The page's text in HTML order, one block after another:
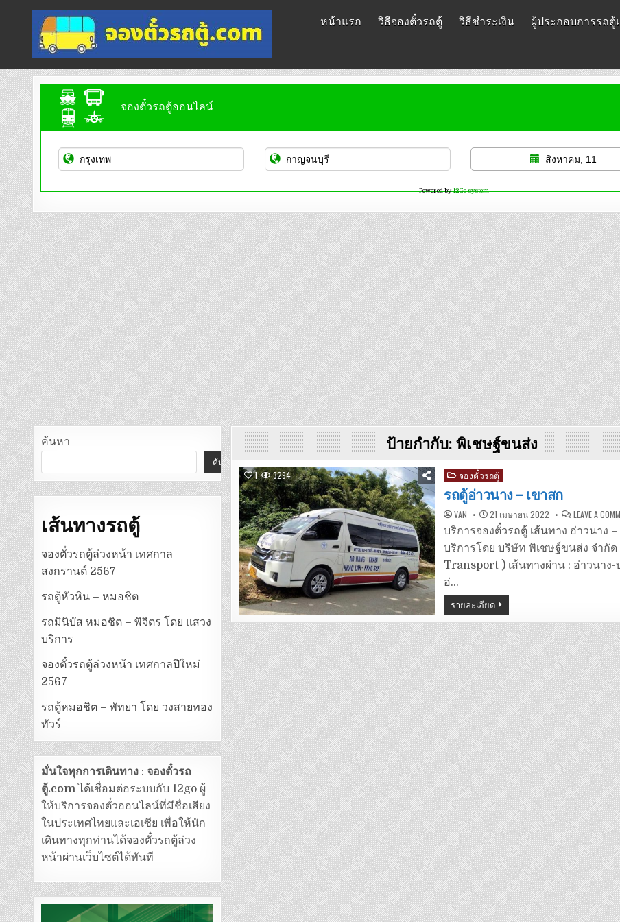
content
จองตั๋วรถตู้ออนไลน์
บริการจองตั๋วรถตู้ออนไลน์
หน้าแรก วิธีจองตั๋วรถตู้ วิธีชำระเงิน ผู้ประกอบการรถ
จองตั๋วรถตู้ออนไลน์
สิงหาคม, 11
Powered by12Go system
ป้ายกำกับ: พิเชษฐ์ขนส่ง
1 3294
Posted
in
จองตั๋วรถตู้
รถตู้อ่าวนาง – เขาสก
VAN 21 เมษายน 2022 LEAVE A
บริการจองตั๋วรถตู้ เส้นทาง อ่าวนาง –
บริการโดย บริษัท พิเชษฐ์ขนส่ง จำกั
Transport ) เส้นทางผ่าน : อ่าวนาง-
อ่…
รายละเอียด
ค้นหา
ค้นหา
เส้นทางรถตู้
จองตั๋วรถตู้ล่วงหน้า เทศกาล
สงกรานต์ 2567
รถตู้หัวหิน – หมอชิต
รถมินิบัส หมอชิต – พิจิตร โดย แสวง
บริการ
จองตั๋วรถตู้ล่วงหน้า เทศกาลปีใหม่
2567
รถตู้หมอชิต – พัทยา โดย วงสายทอง
ทัวร์
มั่นใจทุกการเดินทาง :จองตั๋วรถ
ตู้.comได้เชื่อมต่อระบบกับ 12go ผู้
ให้บริการจองตั๋วออนไลน์ที่มีชื่อเสียง
ในประเทศไทยและเอเซีย เพื่อให้นัก
เดินทางทุกท่านได้จองตั๋วรถตู้ล่วง
หน้าผ่านเว็บไซต์ได้ทันที